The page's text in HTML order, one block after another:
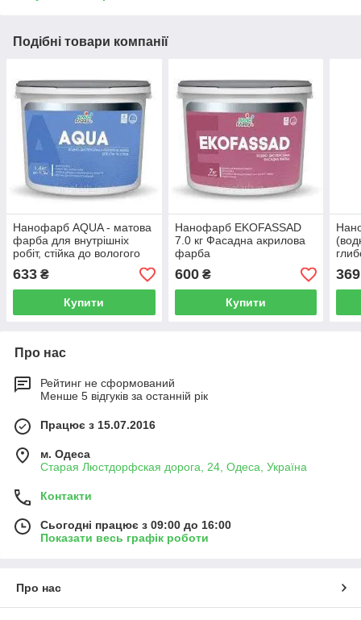
Подібні товари компанії
Нанофарб AQUA - матова
фарба для внутрішніх
робіт, стійка до вологого
прибирання. - 7 кг
633 ₴
Купити
Нанофарб EKOFASSAD
7.0 кг Фасадна акрилова
фарба
600₴
Купити
369
Про нас
Рейтинг не сформований
Менше 5 відгуків за останній рік
Працює з 15.07.2016
м. Одеса
Старая Люстдорфская дорога, 24, Одеса, Україна
Контакти
Сьогодні працює з 09:00 до 16:00
Показати весь графік роботи
Про нас